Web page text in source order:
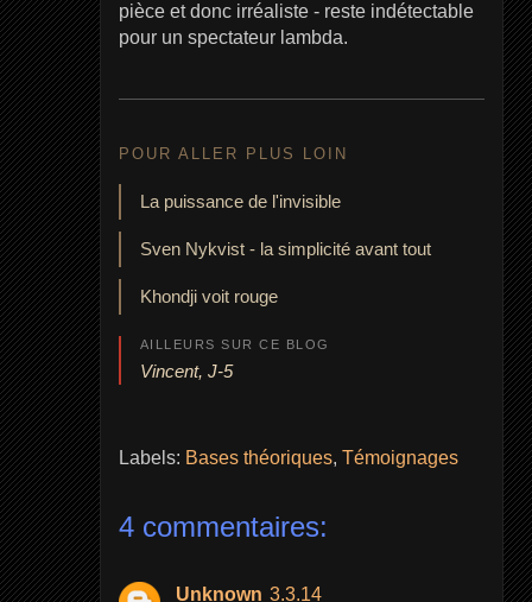
pièce et donc irréaliste - reste indétectable
pour un spectateur lambda.
POUR ALLER PLUS LOIN
La puissance de l'invisible
Sven Nykvist - la simplicité avant tout
Khondji voit rouge
AILLEURS SUR CE BLOG
Vincent, J-5
Labels: Bases théoriques, Témoignages
4 commentaires:
Unknown 3.3.14